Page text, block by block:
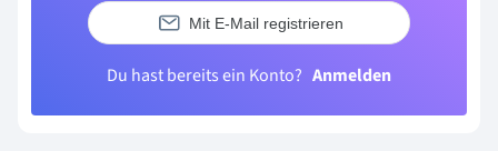
Mit E-Mail registrieren
Du hast bereits ein Konto? Anmelden